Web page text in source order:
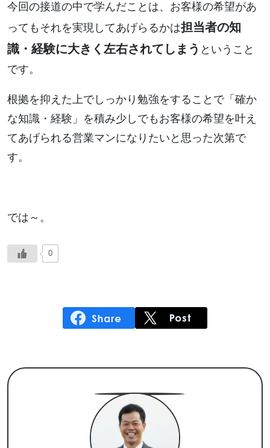
今回の接道の中で学んだことは、お客様の希望があ
ってもそれを実現してあげらるかは担当者の知
識・経験に大きく左右されてしまう ということ
です。
根拠を抑えた上でしっかり勉強をすることで「確か
な知識・経験」を積み少しでもお客様の希望を叶え
てあげられる営業マンになりたいと思った次第で
す。
では～。
0